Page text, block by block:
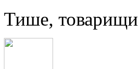
Тише, товарищи